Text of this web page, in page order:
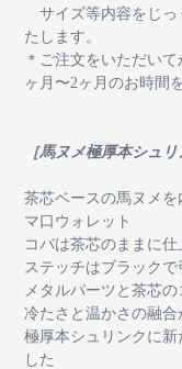
サイズ等内容をじっ
たします。
＊ご注文をいただい
ヶ月〜2ヶ月のお時間
［馬ヌメ極厚本シュ
茶芯ベースの馬ヌメ
マ口ウォレット
コバは茶芯のままに仕
ステッチはブラックで
メタルパーツと茶芯の
冷たさと温かさの融合
極厚本シュリンクに
した